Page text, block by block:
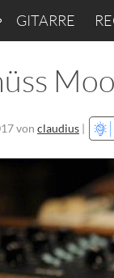
GITARRE
von claudius |